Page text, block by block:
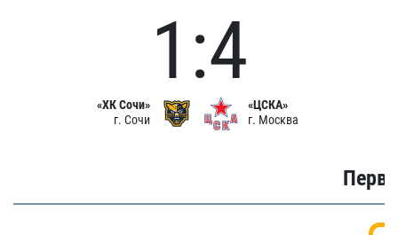
«ХК Сочи»
г. Сочи
1:4
«ЦСКА»
г. Москва